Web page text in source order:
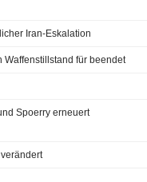
Iran-Eskalation
Waffenstillstand für beendet
Spoerry erneuert